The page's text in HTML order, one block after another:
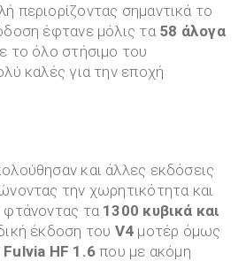
περιορίζοντας σημαντικά το
έφτανε μόλις τα 58 άλογα
το όλο στήσιμο του
καλές για την εποχή
και άλλες εκδόσεις
την χωρητικότητα και
φτάνοντας τα 1300 κυβικά και
έκδοση του V4 μοτέρ όμως
Fulvia HF 1.6που με ακόμη